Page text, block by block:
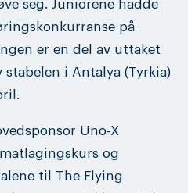
seg. Juniorene hadde
på
er en del av uttaket
i Antalya (Tyrkia)
Uno-X
og
til The Flying